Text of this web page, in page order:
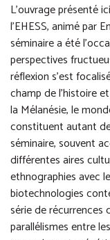
L’ouvrage présenté
l’EHESS, animé par
séminaire a été
perspectives
réflexion s’est
champ de l’histoire
la Mélanésie, le
constituent autant
séminaire, souvent
différentes aires
ethnographies avec
biotechnologies
série de récurrences
parallélismes entre